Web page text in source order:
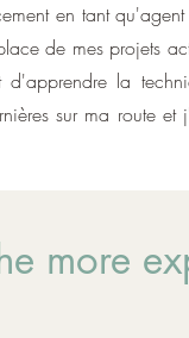
en tant
de mes projets
la
sur ma route
more